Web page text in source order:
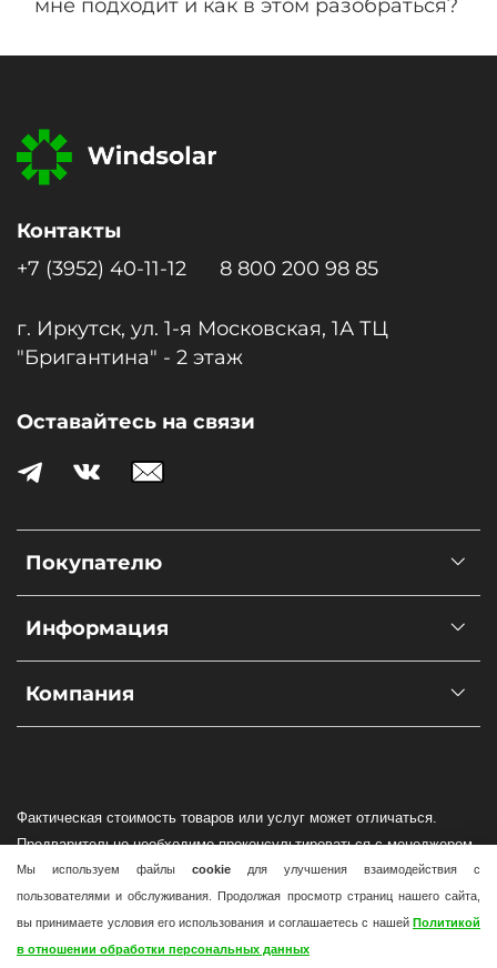
мне подходит и как в этом разобраться?
Покупателю
Информация
Компания
Контакты
+7 (3952) 40-11-12
8 800 200 98 85
г. Иркутск, ул. 1-я Московcкая, 1А ТЦ
"Бригантина" - 2 этаж
Оставайтесь на связи
Фактическая стоимость товаров или услуг может отличаться.
Предварительно необходимо проконсультироваться с менеджером
по наличию и стоимости товаров или услуг.
Интернет-магазин wind-solar.ru не гарантирует фактического
наличия оборудования в Вашем регионе!
Доставка по всей России осуществляется силами транспортных
Мы используем файлы cookie для улучшения взаимодействия с
пользователями и обслуживания. Продолжая просмотр страниц нашего сайта,
вы принимаете условия его использования и соглашаетесь с нашей Политикой
в отношении обработки персональных данных